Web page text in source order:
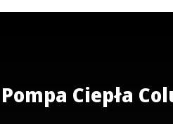
Pompa Ciepła